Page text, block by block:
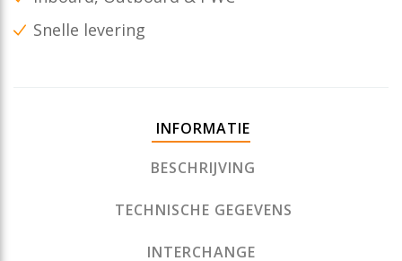
Snelle levering
INFORMATIE
BESCHRIJVING
TECHNISCHE GEGEVENS
INTERCHANGE